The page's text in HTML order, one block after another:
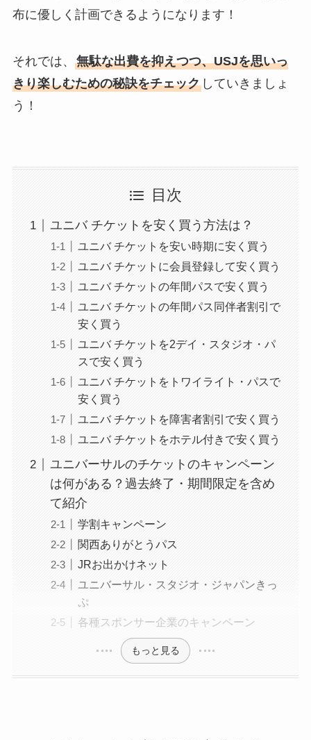
布に優しく計画できるようになります！
それでは、 無駄な出費を抑えつつ、USJを思いっ
きり楽しむための秘訣をチェックしていきましょ
う！
目次
ユニバ チケットを安く買う方法は？
ユニバ チケットを安い時期に安く買う
ユニバ チケットに会員登録して安く買う
ユニバ チケットの年間パスで安く買う
ユニバ チケットの年間パス同伴者割引で
安く買う
ユニバ チケットを2デイ・スタジオ・パ
スで安く買う
ユニバ チケットをトワイライト・パスで
安く買う
ユニバ チケットを障害者割引で安く買う
ユニバ チケットをホテル付きで安く買う
ユニバーサルのチケットのキャンペーン
は何がある？過去終了・期間限定を含め
て紹介
学割キャンペーン
関西ありがとうパス
JRお出かけネット
ユニバーサル・スタジオ・ジャパンきっ
ぷ
各種スポンサー企業のキャンペーン
もっと見る